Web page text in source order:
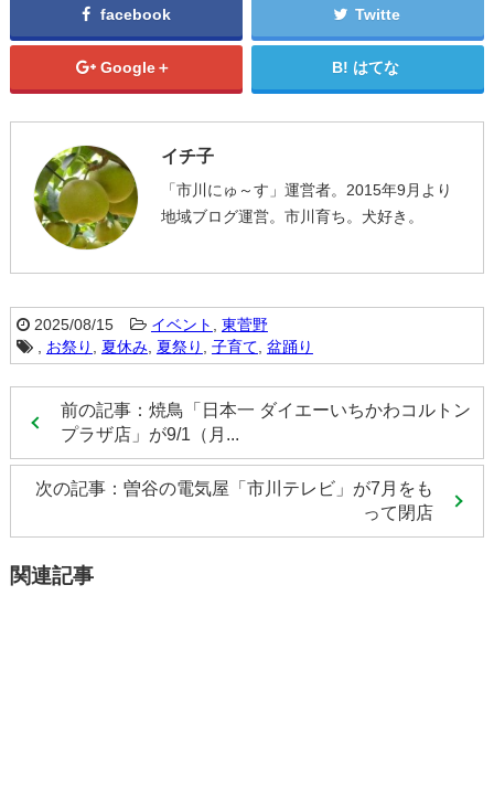
facebook Twitte
Google＋ はてな
イチ子
「市川にゅ～す」運営者。2015年9月より
地域ブログ運営。市川育ち。犬好き。
2025/08/15 イベント
東菅野
, お祭り 夏休み, 夏祭り 子育て 盆踊り
前の記事：焼鳥「日本一 ダイエーいちかわコルトン
プラザ店」が9/1（月...
次の記事：曽谷の電気屋「市川テレビ」が7月をも
って閉店
関連記事